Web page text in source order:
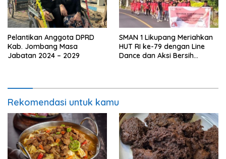
Pelantikan Anggota DPRD
Kab. Jombang Masa
Jabatan 2024 – 2029
SMAN 1 Likupang Meriahkan
HUT RI ke-79 dengan Line
Dance dan Aksi Bersih
Rekomendasi untuk kamu